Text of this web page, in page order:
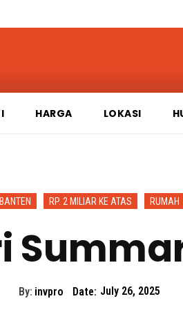
HARGA LOKASI
BANTEN RP. 2 MILIAR KE ATAS RUMAH
By: invpro Date: July 26, 2025